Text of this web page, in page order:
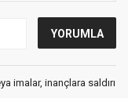
imalar, inançlara saldırı